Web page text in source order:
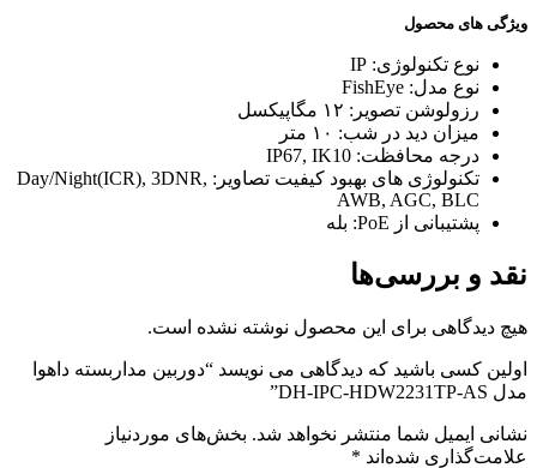
ویژگی های محصول
نوع تکنولوژی: IP
نوع مدل: FishEye
رزولوشن تصویر: ۱۲ مگاپیکسل
میزان دید در شب: ۱۰ متر
درجه محافظت: IP67, IK10
تکنولوژی های بهبود کیفیت تصاویر: Day/Night(ICR), 3DNR,
AWB, AGC, BLC
پشتیبانی از PoE: بله
نقد و بررسی‌ها
هیچ دیدگاهی برای این محصول نوشته نشده است.
اولین کسی باشید که دیدگاهی می نویسد “دوربین مداربسته داهوا
مدل DH-IPC-HDW2231TP-AS”
نشانی ایمیل شما منتشر نخواهد شد. بخش‌های موردنیاز
علامت‌گذاری شده‌اند *